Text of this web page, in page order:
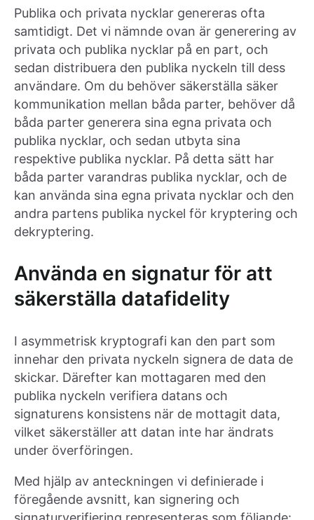
Publika och privata nycklar genereras ofta
samtidigt. Det vi nämnde ovan är generering av
privata och publika nycklar på en part, och
sedan distribuera den publika nyckeln till dess
användare. Om du behöver säkerställa säker
kommunikation mellan båda parter, behöver då
båda parter generera sina egna privata och
publika nycklar, och sedan utbyta sina
respektive publika nycklar. På detta sätt har
båda parter varandras publika nycklar, och de
kan använda sina egna privata nycklar och den
andra partens publika nyckel för kryptering och
dekryptering.
Använda en signatur för att
säkerställa datafidelity
I asymmetrisk kryptografi kan den part som
innehar den privata nyckeln signera de data de
skickar. Därefter kan mottagaren med den
publika nyckeln verifiera datans och
signaturens konsistens när de mottagit data,
vilket säkerställer att datan inte har ändrats
under överföringen.
Med hjälp av anteckningen vi definierade i
föregående avsnitt, kan signering och